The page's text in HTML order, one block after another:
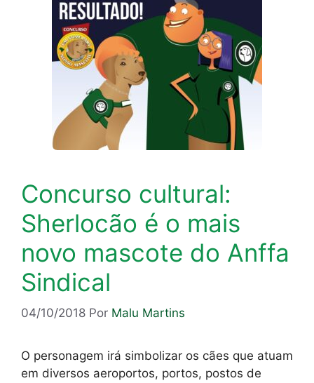
Concurso cultural:
Sherlocão é o mais
novo mascote do Anffa
Sindical
04/10/2018 Por Malu Martins
O personagem irá simbolizar os cães que atuam
em diversos aeroportos, portos, postos de